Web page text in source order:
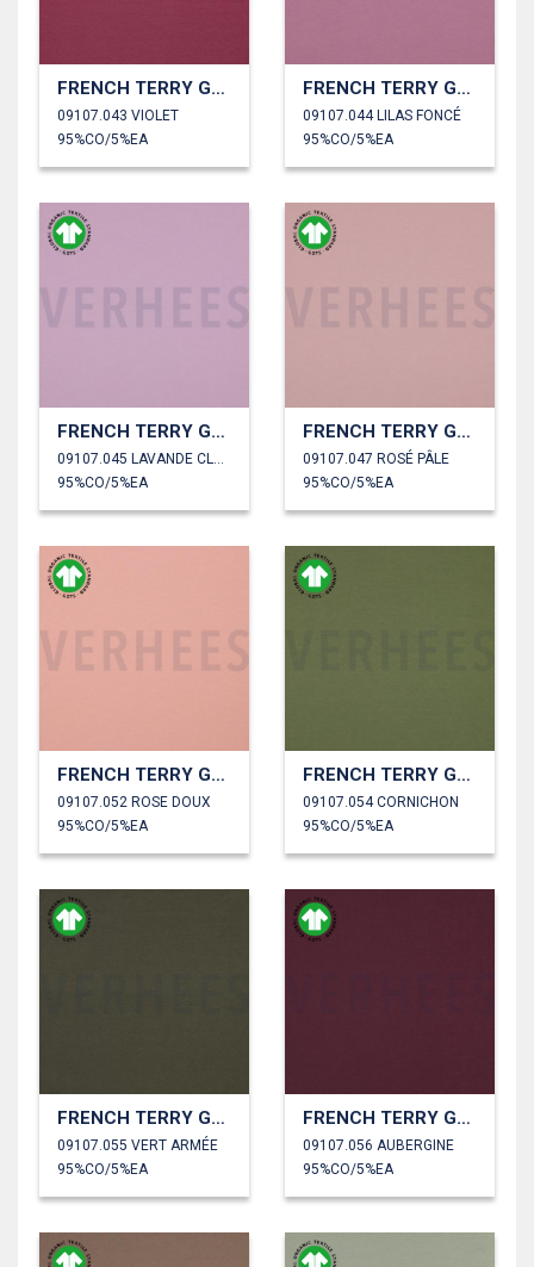
FRENCH TERRY GOTS
09107.043 VIOLET
95%CO/5%EA
FRENCH TERRY GOTS
09107.044 LILAS FONCÉ
95%CO/5%EA
FRENCH TERRY GOTS
95%CO/5%EA
FRENCH TERRY GOTS
09107.047 ROSÉ PÂLE
95%CO/5%EA
FRENCH TERRY GOTS
09107.052 ROSE DOUX
95%CO/5%EA
FRENCH TERRY GOTS
09107.054 CORNICHON
95%CO/5%EA
FRENCH TERRY GOTS
09107.055 VERT ARMÉE
95%CO/5%EA
FRENCH TERRY GOTS
09107.056 AUBERGINE
95%CO/5%EA